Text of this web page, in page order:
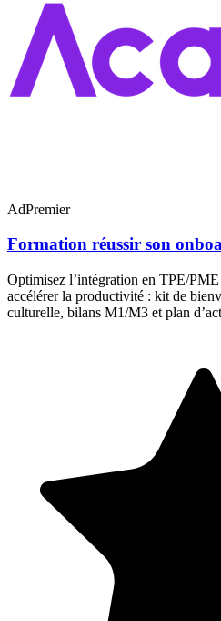
AdPremier
Formation réussir son
Optimisez l’intégration en TPE/
accélérer la productivité : kit de
culturelle, bilans M1/M3 et plan